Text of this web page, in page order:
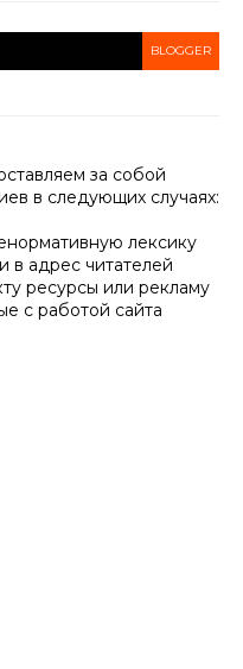
BLOGGER
за собой
в следующих случаях:
лексику
в адрес читателей
ресурсы или рекламу
с работой сайта